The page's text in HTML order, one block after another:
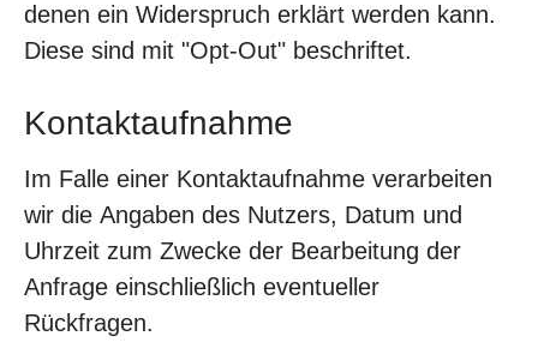
denen ein Widerspruch erklärt werden kann.
Diese sind mit "Opt-Out" beschriftet.
Kontaktaufnahme
Im Falle einer Kontaktaufnahme verarbeiten
wir die Angaben des Nutzers, Datum und
Uhrzeit zum Zwecke der Bearbeitung der
Anfrage einschließlich eventueller
Rückfragen.